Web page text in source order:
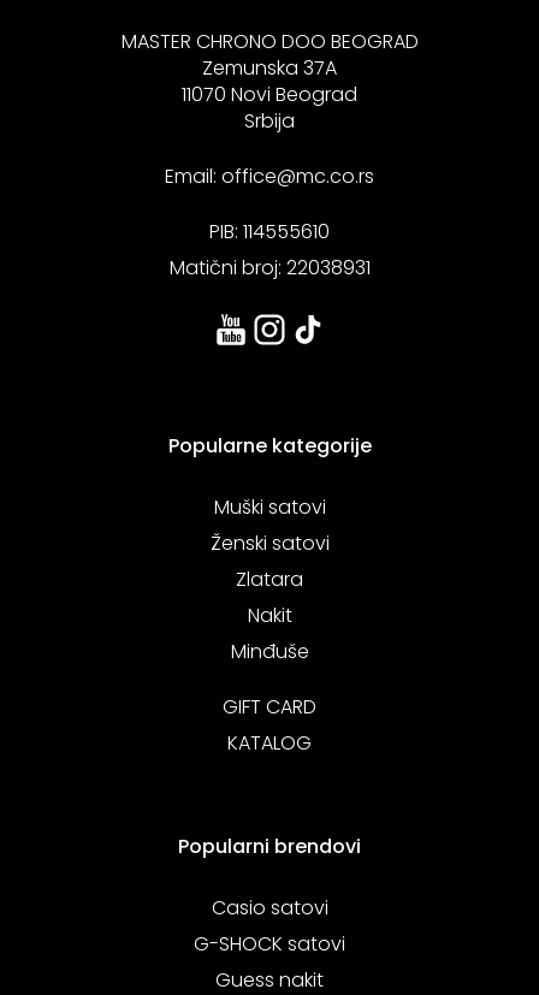
MASTER CHRONO DOO BEOGRAD
Zemunska 37A
11070 Novi Beograd
Srbija
Email: office@mc.co.rs
PIB: 114555610
Matični broj: 22038931
Popularne kategorije
Muški satovi
Ženski satovi
Zlatara
Nakit
Minđuše
GIFT CARD
KATALOG
Popularni brendovi
Casio satovi
G-SHOCK satovi
Guess nakit